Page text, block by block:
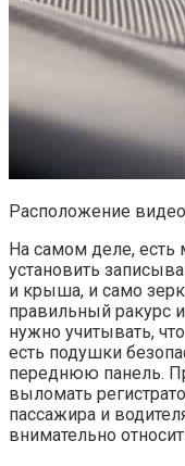
Расположение
На самом деле,
установить
и крыша, и само
правильный ракурс
нужно учитывать,
есть подушки
переднюю панель.
выломать
пассажира и
внимательно